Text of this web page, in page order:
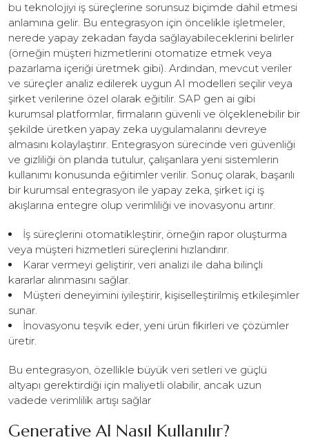
bu teknolojiyi iş süreçlerine sorunsuz biçimde dahil etmesi
anlamına gelir. Bu entegrasyon için öncelikle işletmeler,
nerede yapay zekadan fayda sağlayabileceklerini belirler
(örneğin müşteri hizmetlerini otomatize etmek veya
pazarlama içeriği üretmek gibi). Ardından, mevcut veriler
ve süreçler analiz edilerek uygun AI modelleri seçilir veya
şirket verilerine özel olarak eğitilir. SAP gen ai gibi
kurumsal platformlar, firmaların güvenli ve ölçeklenebilir bir
şekilde üretken yapay zeka uygulamalarını devreye
almasını kolaylaştırır. Entegrasyon sürecinde veri güvenliği
ve gizliliği ön planda tutulur, çalışanlara yeni sistemlerin
kullanımı konusunda eğitimler verilir. Sonuç olarak, başarılı
bir kurumsal entegrasyon ile yapay zeka, şirket içi iş
akışlarına entegre olup verimliliği ve inovasyonu artırır.
İş süreçlerini otomatikleştirir, örneğin rapor oluşturma
veya müşteri hizmetleri süreçlerini hızlandırır.
Karar vermeyi geliştirir, veri analizi ile daha bilinçli
kararlar alınmasını sağlar.
Müşteri deneyimini iyileştirir, kişiselleştirilmiş etkileşimler
sunar.
İnovasyonu teşvik eder, yeni ürün fikirleri ve çözümler
üretir.
Bu entegrasyon, özellikle büyük veri setleri ve güçlü
altyapı gerektirdiği için maliyetli olabilir, ancak uzun
vadede verimlilik artışı sağlar
Generative AI Nasıl Kullanılır?